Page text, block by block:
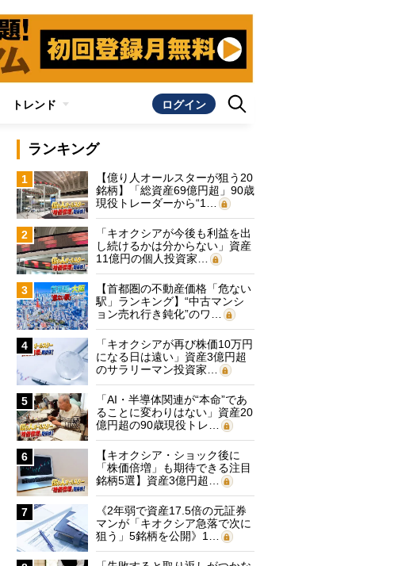
トレンド ログイン
ランキング
1
【億り人オールスターが狙う20
銘柄】「総資産69億円超」90歳
現役トレーダーから“1…
2
「キオクシアが今後も利益を出
し続けるかは分からない」資産
11億円の個人投資家…
3
【首都圏の不動産価格「危ない
駅」ランキング】“中古マンシ
ョン売れ行き鈍化”のワ…
4
「キオクシアが再び株価10万円
になる日は遠い」資産3億円超
のサラリーマン投資家…
5
「AI・半導体関連が“本命”であ
ることに変わりはない」資産20
億円超の90歳現役トレ…
6
【キオクシア・ショック後に
「株価倍増」も期待できる注目
銘柄5選】資産3億円超…
7
《2年弱で資産17.5倍の元証券
マンが「キオクシア急落で次に
狙う」5銘柄を公開》1…